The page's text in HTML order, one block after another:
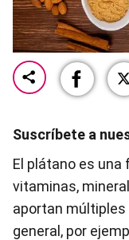
Suscríbete a
El plátano es
vitaminas,
aportan
general, por